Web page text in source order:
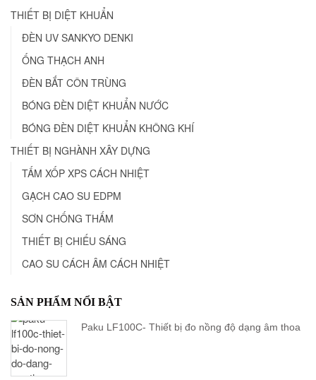
THIẾT BỊ DIỆT KHUẨN
ĐÈN UV SANKYO DENKI
ỐNG THẠCH ANH
ĐÈN BẮT CÔN TRÙNG
BÓNG ĐÈN DIỆT KHUẨN NƯỚC
BÓNG ĐÈN DIỆT KHUẨN KHÔNG KHÍ
THIẾT BỊ NGHÀNH XÂY DỰNG
TẤM XỐP XPS CÁCH NHIỆT
GẠCH CAO SU EDPM
SƠN CHỐNG THẤM
THIẾT BỊ CHIẾU SÁNG
CAO SU CÁCH ÂM CÁCH NHIỆT
SẢN PHẨM NỔI BẬT
Paku LF100C- Thiết bị đo nồng độ dạng âm thoa